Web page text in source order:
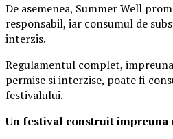
De asemenea, Summer Well
responsabil, iar consumul de
interzis.
Regulamentul complet,
permise si interzise, poate fi
festivalului.
Un festival construitimpreuna